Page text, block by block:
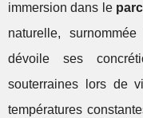
immersion dans le
naturelle,
dévoile ses
souterraines lors de
températures